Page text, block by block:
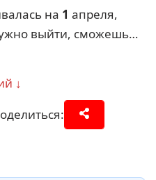
на 1 апреля,
выйти, сможешь…
↓